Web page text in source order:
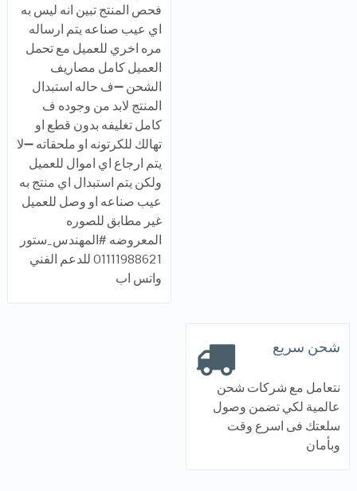
فحص المنتج تبين انه ليس به
اي عيب صناعه يتم ارساله
مره اخري للعميل مع تحمل
العميل كامل مصاريف
الشحن ➖ف حاله استبدال
المنتج لابد من وجوده ف
كامل تغليفه بدون قطع او
تهالك للكرتونه او ملحقاته ➖لا
يتم ارجاع اي اموال للعميل
ولكن يتم استبدال اي منتج به
عيب صناعه او وصل للعميل
غير مطابق للصوره
المعروضه #المهندس_ستور
01111988621 للدعم الفني
واتس اب
شحن سريع
نتعامل مع شركات شحن
عالمية لكي تضمن وصول
سلعتك فى اسرع وقت
وبأمان